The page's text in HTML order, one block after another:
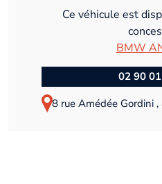
Ce véhicule est
BMW
02 90
8 rue Amédée Gordini